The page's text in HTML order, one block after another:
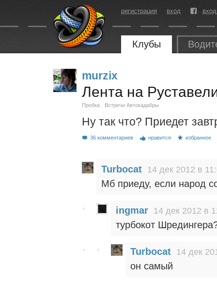
регистрация вход
Клубы
murzix
Лента на
Пробка Встречи Автокадабры
Ну так что? Приедет
36 комментариев нравится избранное
Turbocat 14 дек 2012 в
Мб приеду, если народ
ingmar 14 дек 2012 в
турбокот
Turbocat 14 дек
он самый